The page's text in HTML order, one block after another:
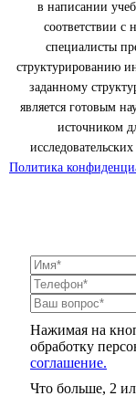
в написании
соответствии
специалисты
структурированию
заданному
является готовым
источником
Политика
Нажимая на
обработку
соглашение.
Что больше, 2